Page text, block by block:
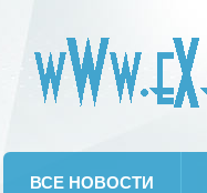
ВСЕ НОВОСТИ